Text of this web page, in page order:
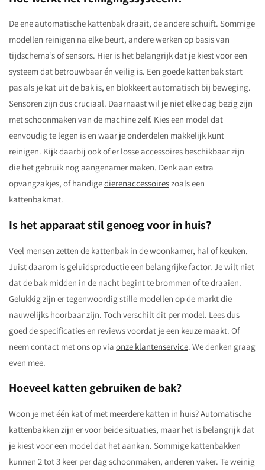
De ene automatische kattenbak draait, de andere schuift. Sommige
modellen reinigen na elke beurt, andere werken op basis van
tijdschema’s of sensors. Hier is het belangrijk dat je kiest voor een
systeem dat betrouwbaar én veilig is. Een goede kattenbak start
pas als je kat uit de bak is, en blokkeert automatisch bij beweging.
Sensoren zijn dus cruciaal. Daarnaast wil je niet elke dag bezig zijn
met schoonmaken van de machine zelf. Kies een model dat
eenvoudig te legen is en waar je onderdelen makkelijk kunt
reinigen. Kijk daarbij ook of er losse accessoires beschikbaar zijn
die het gebruik nog aangenamer maken. Denk aan extra
opvangzakjes, of handigedierenaccessoireszoals een
kattenbakmat.
Is het apparaat stil genoeg voor in huis?
Veel mensen zetten de kattenbak in de woonkamer, hal of keuken.
Juist daarom is geluidsproductie een belangrijke factor. Je wilt niet
dat de bak midden in de nacht begint te brommen of te draaien.
Gelukkig zijn er tegenwoordig stille modellen op de markt die
nauwelijks hoorbaar zijn. Toch verschilt dit per model. Lees dus
goed de specificaties en reviews voordat je een keuze maakt. Of
neem contact met ons op via onze klantenservice. We denken graag
even mee.
Hoeveel katten gebruiken de bak?
Woon je met één kat of met meerdere katten in huis? Automatische
kattenbakken zijn er voor beide situaties, maar het is belangrijk dat
je kiest voor een model dat het aankan. Sommige kattenbakken
kunnen 2 tot 3 keer per dag schoonmaken, anderen vaker. Te weinig